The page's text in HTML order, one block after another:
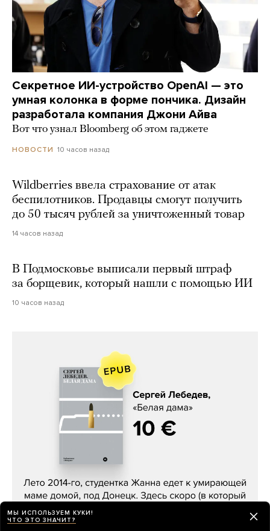
Секретное ИИ-устройство OpenAI — это
умная колонка в форме пончика. Дизайн
разработала компания Джони Айва
Вот что узнал Bloomberg об этом гаджете
НОВОСТИ 10 часов назад
Wildberries ввела страхование от атак
беспилотников. Продавцы смогут получить
до 50 тысяч рублей за уничтоженный товар
14 часов назад
В Подмосковье выписали первый штраф
за борщевик, который нашли с помощью ИИ
10 часов назад
Сергей Лебедев, «Белая дама»
МЫ ИСПОЛЬЗУЕМ КУКИ!
ЧТО ЭТО ЗНАЧИТ?